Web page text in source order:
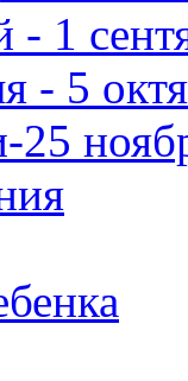
- 1
- 5
25